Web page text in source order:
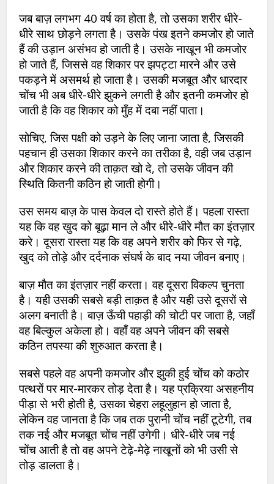
जब बाज़ लगभग 40 वर्ष का होता है, तो उसका शरीर धीरे-
धीरे साथ छोड़ने लगता है। उसके पंख इतने कमजोर हो जाते
हैं की उड़ान असंभव हो जाती है। उसके नाखून भी कमजोर
हो जाते हैं, जिससे वह शिकार पर झपट्टा मारने और उसे
पकड़ने में असमर्थ हो जाता है। उसकी मजबूत और धारदार
चोंच भी अब धीरे-धीरे झुकने लगती है और इतनी कमजोर हो
जाती है कि वह शिकार को मुँह में दबा नहीं पाता।
सोचिए, जिस पक्षी को उड़ने के लिए जाना जाता है, जिसकी
पहचान ही उसका शिकार करने का तरीका है, वही जब उड़ान
और शिकार करने की ताक़त खो दे, तो उसके जीवन की
स्थिति कितनी कठिन हो जाती होगी।
उस समय बाज़ के पास केवल दो रास्ते होते हैं। पहला रास्ता
यह कि वह खुद को बूढ़ा मान ले और धीरे-धीरे मौत का इंतज़ार
करे। दूसरा रास्ता यह कि वह अपने शरीर को फिर से गढ़े,
खुद को तोड़े और दर्दनाक संघर्ष के बाद नया जीवन बनाए।
बाज़ मौत का इंतज़ार नहीं करता। वह दूसरा विकल्प चुनता
है। यही उसकी सबसे बड़ी ताक़त है और यही उसे दूसरों से
अलग बनाती है। बाज़ ऊँची पहाड़ी की चोटी पर जाता है, जहाँ
वह बिल्कुल अकेला हो। वहाँ वह अपने जीवन की सबसे
कठिन तपस्या की शुरुआत करता है।
सबसे पहले वह अपनी कमजोर और झुकी हुई चोंच को कठोर
पत्थरों पर मार-मारकर तोड़ देता है। यह प्रक्रिया असहनीय
पीड़ा से भरी होती है, उसका चेहरा लहूलुहान हो जाता है,
लेकिन वह जानता है कि जब तक पुरानी चोंच नहीं टूटेगी, तब
तक नई और मजबूत चोंच नहीं उगेगी। धीरे-धीरे जब नई
चोंच आती है तो वह अपने टेढ़े-मेढ़े नाखूनों को भी उसी से
तोड़ डालता है।